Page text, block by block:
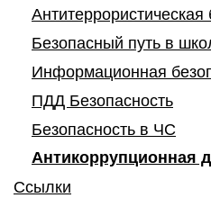
Антитеррористическая
Безопасный путь в
Информационная
ПДД Безопасность
Безопасность в ЧС
Антикоррупционная
Ссылки